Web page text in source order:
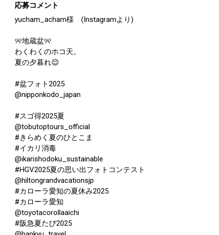
応募コメント
yucham_acham様 (Instagramより)
୨୧地蔵盆୨୧
わくわくのホコ天。
夏の夕暮れ😌
#盆フォト2025
@nipponkodo_japan
#スゴ得2025夏
@tobutoptours_official
#きらめく夏のひとこま
#イカリ消毒
@ikarishodoku_sustainable
#HGV2025夏の思い出フォトコンテスト
@hiltongrandvacationsjp
#カローラ愛知の夏休み2025
#カローラ愛知
@toyotacorollaaichi
#阪急夏たび2025